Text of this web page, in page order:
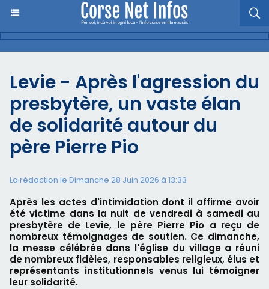
Levie - Après l'agression du
presbytère, un vaste élan
de solidarité autour du
père Pierre Pio
La rédaction le Dimanche 28 Juin 2026 à 13:33
Après les actes d'intimidation dont il affirme avoir
été victime dans la nuit de vendredi à samedi au
presbytère de Levie, le père Pierre Pio a reçu de
nombreux témoignages de soutien. Ce dimanche,
la messe célébrée dans l'église du village a réuni
de nombreux fidèles, responsables religieux, élus et
représentants institutionnels venus lui témoigner
leur solidarité.